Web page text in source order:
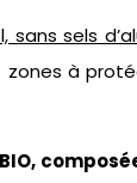
sans sels
zones à